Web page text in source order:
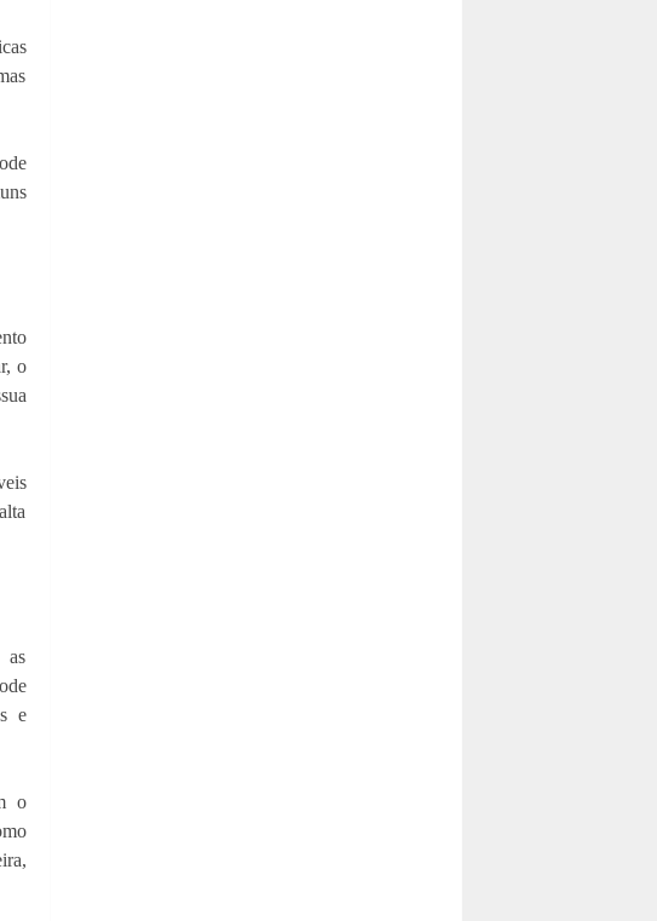
o
as
e
o